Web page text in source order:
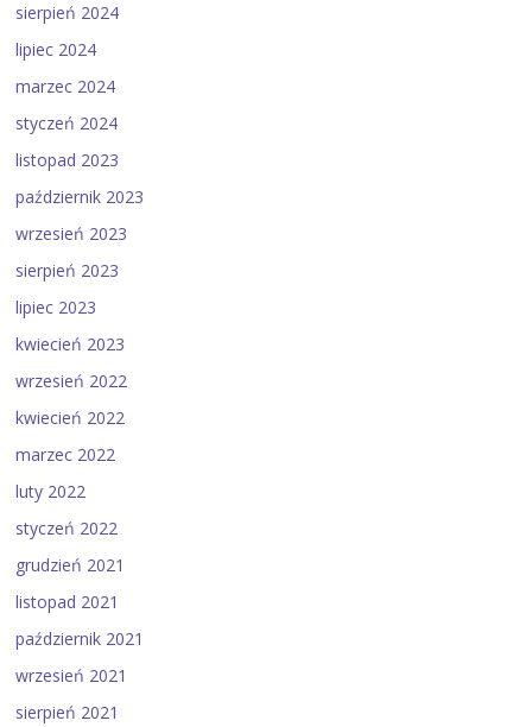
sierpień 2024
lipiec 2024
marzec 2024
styczeń 2024
listopad 2023
październik 2023
wrzesień 2023
sierpień 2023
lipiec 2023
kwiecień 2023
wrzesień 2022
kwiecień 2022
marzec 2022
luty 2022
styczeń 2022
grudzień 2021
listopad 2021
październik 2021
wrzesień 2021
sierpień 2021